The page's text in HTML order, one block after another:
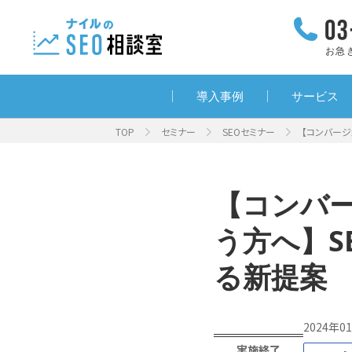
お急
導入事例 サービス
TOP セミナー SEOセミナー 【コンバー
【コン
う方へ】
る新提案
2024年